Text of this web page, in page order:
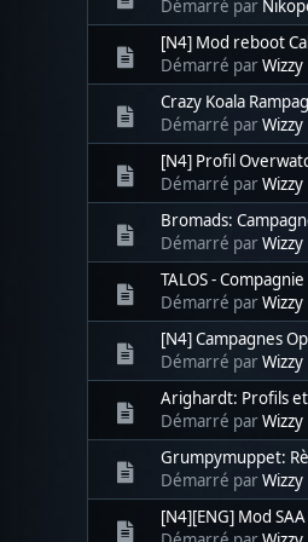
Démarré par
[N4] Mod reboot
Démarré parWizzy
Crazy Koala
Démarré parWizzy
[N4] Profil
Démarré parWizzy
Bromads:
Démarré parWizzy
TALOS -
Démarré parWizzy
[N4] Campagnes
Démarré parWizzy
Arighardt: Profils
Démarré parWizzy
Grumpymuppet:
Démarré parWizzy
[N4][ENG] Mod